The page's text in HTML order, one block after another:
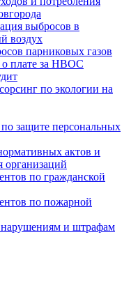
выбросов в
воздух
парниковых газов
о плате за НВОС
по экологии на
защите персональных
актов и
организаций
по гражданской
по пожарной
и штрафам